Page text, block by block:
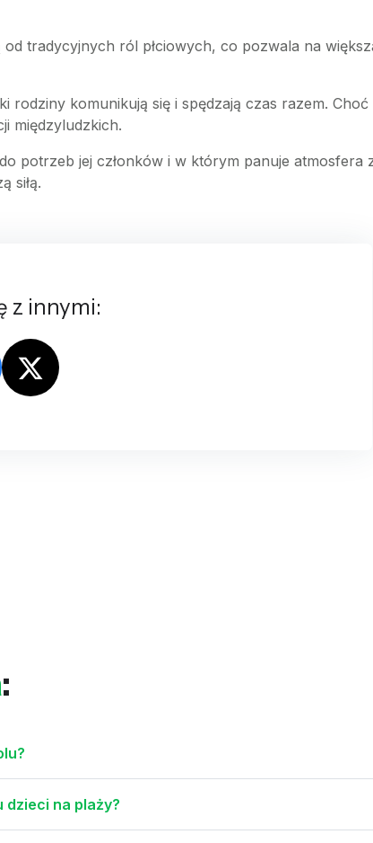
tradycyjnych ról płciowych, co pozwala na
rodziny komunikują się i spędzają czas razem. Choć
międzyludzkich.
potrzeb jej członków i w którym panuje atmosfera
siłą.
z innymi:
:
na plaży?